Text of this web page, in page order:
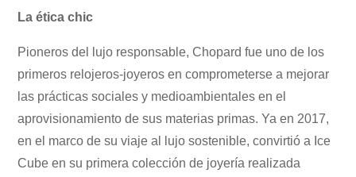
La ética chic
Pioneros del lujo responsable, Chopard fue uno de los
primeros relojeros-joyeros en comprometerse a mejorar
las prácticas sociales y medioambientales en el
aprovisionamiento de sus materias primas. Ya en 2017,
en el marco de su viaje al lujo sostenible, convirtió a Ice
Cube en su primera colección de joyería realizada